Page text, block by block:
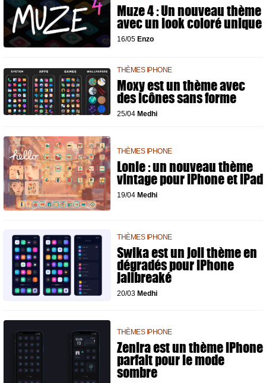
Muze 4 : Un nouveau thème
avec un look coloré unique
16/05 Enzo
THÈMES IPHONE
Moxy est un thème avec
des icônes sans forme
25/04 Medhi
THÈMES IPHONE
Lonie : un nouveau thème
vintage pour iPhone et iPad
19/04 Medhi
THÈMES IPHONE
Swika est un joli thème en
dégradés pour iPhone
jailbreaké
20/03 Medhi
THÈMES IPHONE
Zenira est un thème iPhone
parfait pour le mode
sombre